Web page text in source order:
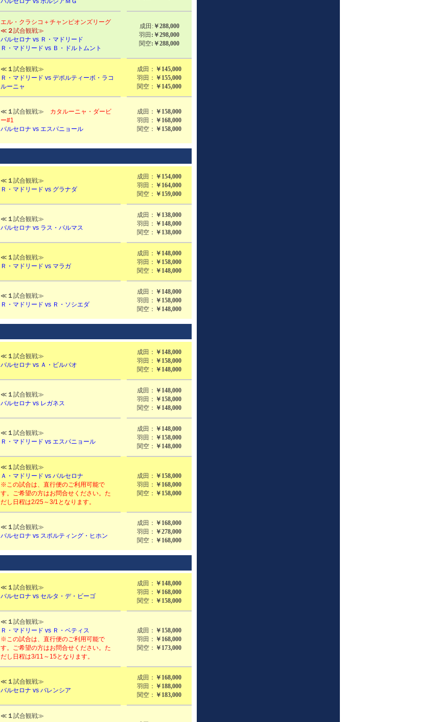
エル・クラシコ＋チャンピオンズリーグ
≪ ２試合観戦≫
バルセロナ vs Ｒ・マドリード
Ｒ・マドリード vs Ｂ・ドルトムント
成田:￥288,000
羽田 :￥298,000
関空:￥288,000
≪ １試合観戦≫
Ｒ ・マドリード vs デポルティーボ・ラコ
ルーニャ
成田： ￥145,000
羽田： ￥155,000
関空： ￥145,000
≪ １試合観戦≫ カタルーニャ・ダービ
ー#1
バルセロナ vs エスパニョール
成田： ￥158,000
羽田： ￥168,000
関空： ￥158,000
≪ １試合観戦≫
Ｒ・マドリード vs グラナダ
成田： ￥154,000
羽田： ￥164,000
関空： ￥159,000
≪ １試合観戦≫
バルセロナ vs ラス・パルマス
成田： ￥138,000
羽田： ￥148,000
関空： ￥138,000
≪ １試合観戦≫
Ｒ・マドリード vs マラガ
成田： ￥148,000
羽田： ￥158,000
関空： ￥148,000
≪ １試合観戦≫
Ｒ・マドリード vs Ｒ・ソシエダ
成田： ￥148,000
羽田： ￥158,000
関空： ￥148,000
≪ １試合観戦≫
バルセロナ vs Ａ・ビルバオ
成田： ￥148,000
羽田： ￥158,000
関空： ￥148,000
≪ １試合観戦≫
バルセロナ vs レガネス
成田： ￥148,000
羽田： ￥158,000
関空： ￥148,000
≪ １試合観戦≫
Ｒ・マドリード vs エスパニョール
成田： ￥148,000
羽田： ￥158,000
関空： ￥148,000
≪ １試合観戦≫
Ａ・マドリード vs バルセロナ
※この試合は、直行便のご利用可能で
す。ご希望の方はお問合せください。た
だし日程は2/25～3/1となります。
成田： ￥158,000
羽田： ￥168,000
関空： ￥158,000
≪ １試合観戦≫
バルセロナ vs スポルティング・ヒホン
成田： ￥168,000
羽田： ￥278,000
関空： ￥168,000
≪ １試合観戦≫
バルセロナ vs セルタ・デ・ビーゴ
成田： ￥148,000
羽田： ￥168,000
関空： ￥158,000
≪ １試合観戦≫
Ｒ・マドリード vs Ｒ・ベティス
※この試合は、直行便のご利用可能で
す。ご希望の方はお問合せください。た
だし日程は3/11～15となります。
成田： ￥158,000
羽田： ￥168,000
関空： ￥173,000
≪ １試合観戦≫
バルセロナ vs バレンシア
成田： ￥168,000
羽田： ￥188,000
関空： ￥183,000
≪ １試合観戦≫